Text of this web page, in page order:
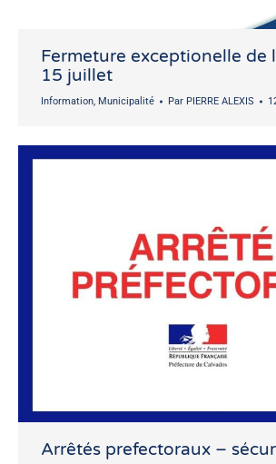
Fermeture exceptionelle de
15 juillet
Information, Municipalité Par PIERRE ALEXIS
Arrêtés prefectoraux –